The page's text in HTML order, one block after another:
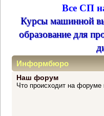
Все СП
Курсы машинной
образование для
Информбюро
Наш форум
Что происходит на форуме